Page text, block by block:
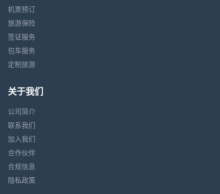
机票预订
旅游保险
签证服务
包车服务
定制旅游
关于我们
公司简介
联系我们
加入我们
合作伙伴
合规信息
隐私政策